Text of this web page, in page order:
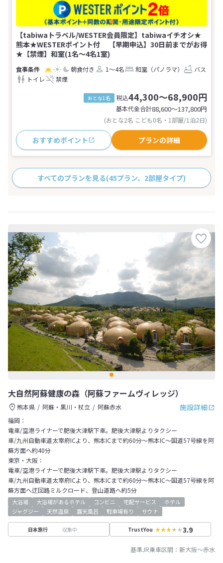
【tabiwaトラベル/WESTER会員限定】tabiwaイチオシ★
熊本★WESTERポイント付 【早期申込】30日前までがお得
★【禁煙】和室(1名～4名1室)
朝食付き 1～4名 和室（パノラマ）
バス
トイレ
禁煙
おとな1名 税込44,300～68,900円
基本代金合計88,600〜137,800円
(おとな2名 こども0名・1部屋/1泊2日)
おすすめポイント プランの詳細
すべてのプランを見る(45プラン、2部屋タイプ)
大自然阿蘇健康の森（阿蘇ファームヴィレッジ）
施設詳細
熊本県 阿蘇・黒川・杖立
阿蘇赤水
福岡：
電車/空港ライナーで肥後大津駅下車。肥後大津駅よりタクシー
車/九州自動車道太宰府ICより、熊本ICまで約60分～熊本IC～国道57号線を阿
蘇方面へ約40分
東京・大阪：
電車/空港ライナーで肥後大津駅下車。肥後大津駅よりタクシー
車/九州自動車道太宰府ICより、熊本ICまで約60分～熊本IC～国道57号線を阿
蘇方面へ迂回路ミルクロード、登山道路へ約5分
大浴場 大浴場があるホテル コンビニ 宅配サービス
ホテル
ジャグジー
天然温泉 露天風呂 駐車場有り サウナ
日本旅行 収集中 TrustYou 3.9
基準JR乗車区間： 新大阪～赤水